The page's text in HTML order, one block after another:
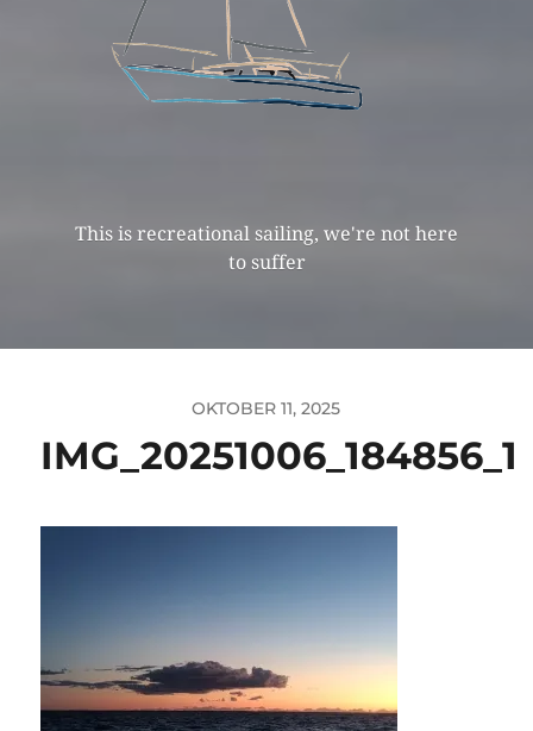
This is recreational sailing, we're not here
to suffer
OKTOBER 11, 2025
IMG_20251006_184856_1